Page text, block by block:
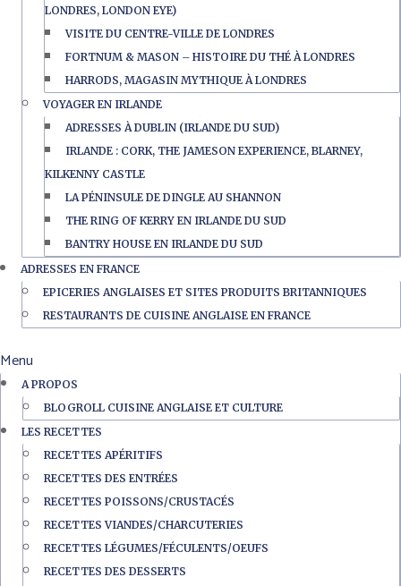
LONDRES, LONDON EYE)
VISITE DU CENTRE-VILLE DE LONDRES
FORTNUM & MASON – HISTOIRE DU THÉ À LONDRES
HARRODS, MAGASIN MYTHIQUE À LONDRES
VOYAGER EN IRLANDE
ADRESSES À DUBLIN (IRLANDE DU SUD)
IRLANDE : CORK, THE JAMESON EXPERIENCE, BLARNEY,
KILKENNY CASTLE
LA PÉNINSULE DE DINGLE AU SHANNON
THE RING OF KERRY EN IRLANDE DU SUD
BANTRY HOUSE EN IRLANDE DU SUD
ADRESSES EN FRANCE
EPICERIES ANGLAISES ET SITES PRODUITS BRITANNIQUES
RESTAURANTS DE CUISINE ANGLAISE EN FRANCE
Menu
A PROPOS
BLOGROLL CUISINE ANGLAISE ET CULTURE
LES RECETTES
RECETTES APÉRITIFS
RECETTES DES ENTRÉES
RECETTES POISSONS/CRUSTACÉS
RECETTES VIANDES/CHARCUTERIES
RECETTES LÉGUMES/FÉCULENTS/OEUFS
RECETTES DES DESSERTS